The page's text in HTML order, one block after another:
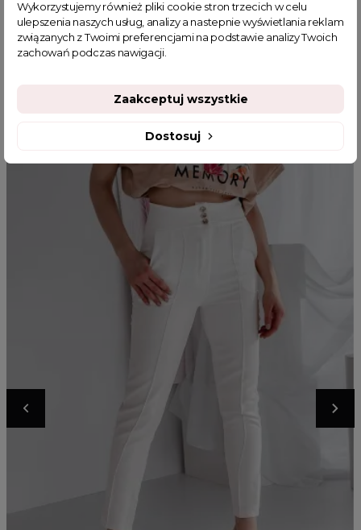
Wykorzystujemy również pliki cookie stron trzecich w celu
ulepszenia naszych usług, analizy a nastepnie wyświetlania reklam
związanych z Twoimi preferencjami na podstawie analizy Twoich
zachowań podczas nawigacji.
Dostosuj
Zaakceptuj wszystkie